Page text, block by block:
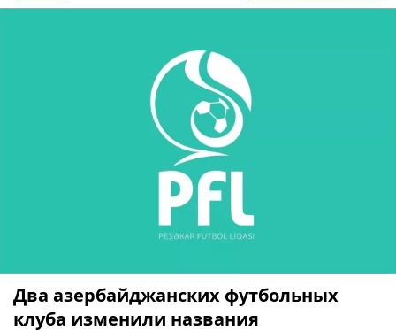
Два азербайджанских футбольных
клуба изменили названия